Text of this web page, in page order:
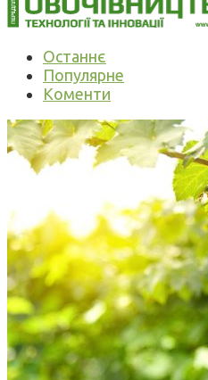
Останнє
Популярне
Коменти